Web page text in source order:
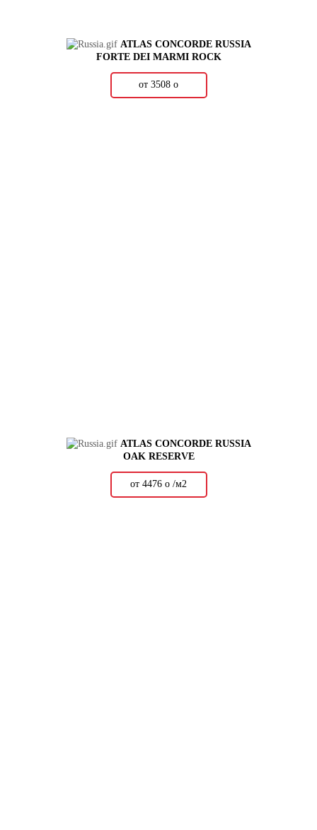
ATLAS CONCORDE RUSSIA
FORTE DEI MARMI ROCK
от 3508 о
ATLAS CONCORDE RUSSIA
OAK RESERVE
от 4476 о /м2